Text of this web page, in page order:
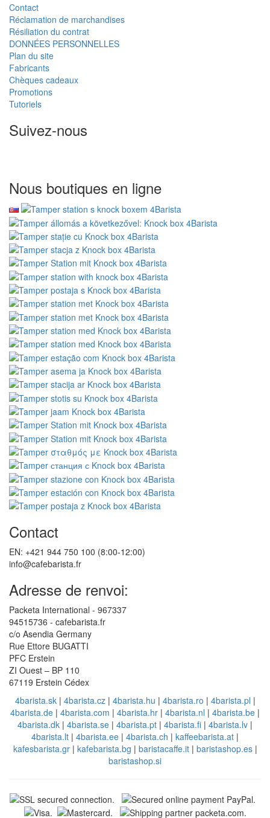
Contact
Réclamation de marchandises
Résiliation du contrat
DONNÉES PERSONNELLES
Plan du site
Fabricants
Chèques cadeaux
Promotions
Tutoriels
Suivez-nous
Nous boutiques en ligne
Contact
EN: +421 944 750 100 (8:00-12:00)
info@cafebarista.fr
Adresse de renvoi:
Packeta International - 967337
94515736 - cafebarista.fr
c/o Asendia Germany
Rue Ettore BUGATTI
PFC Erstein
ZI Ouest – BP 110
67119 Erstein Cédex
4barista.sk| 4barista.cz| 4barista.hu | 4barista.ro | 4barista.pl |
4barista.de | 4barista.com | 4barista.hr | 4barista.nl | 4barista.be |
4barista.dk | 4barista.se | 4barista.pt | 4barista.fi | 4barista.lv |
4barista.lt | 4barista.ee | 4barista.ch | kaffeebarista.at |
kafesbarista.gr| kafebarista.bg | baristacaffe.it| baristashop.es|
baristashop.si